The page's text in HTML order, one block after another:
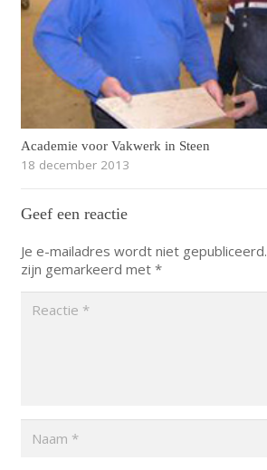
Academie voor Vakwerk in Steen
18 december 2013
Geef een reactie
Je e-mailadres wordt niet gepubliceerd.
zijn gemarkeerd met *